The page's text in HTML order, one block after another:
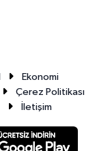
Ekonomi
Çerez Politikası
İletişim